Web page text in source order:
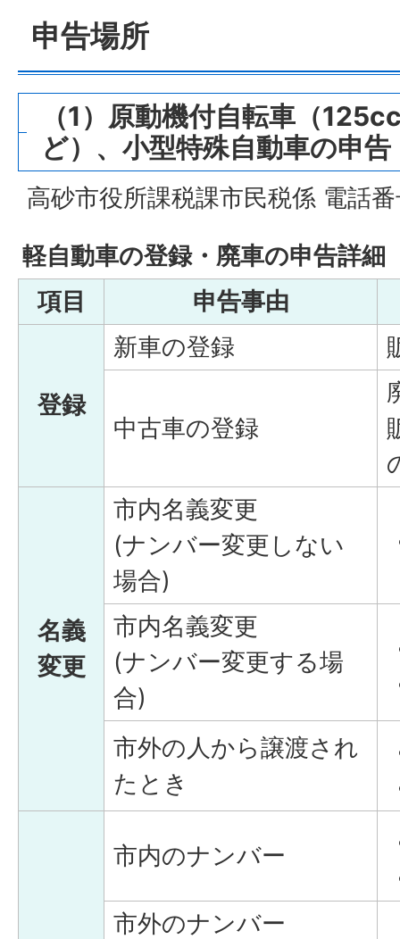
申告場所
（1）原動機付自転車（
ど）、小型特殊自動車の申告
高砂市役所課税課市民税係 電話
軽自動車の登録・廃車の申告詳細
項目
申告事由
登録
新車の登録
中古車の登録
名義
変更
市内名義変更
(ナンバー変更しない
場合)
市内名義変更
(ナンバー変更する場
合)
市外の人から譲渡され
たとき
市内のナンバー
市外のナンバー